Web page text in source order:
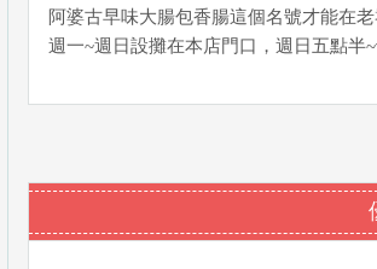
阿婆古早味大腸包香腸這個名號才能在
週一~週日設攤在本店門口，週日五點半